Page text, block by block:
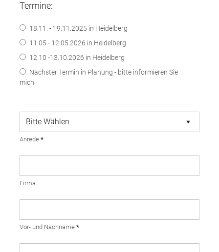
Termine:
18.11. - 19.11.2025 in Heidelberg
11.05 - 12.05.2026 in Heidelberg
12.10 -13.10.2026 in Heidelberg
Nächster Termin in Planung - bitte informieren Sie
mich
Anrede *
Firma
Vor- und Nachname *